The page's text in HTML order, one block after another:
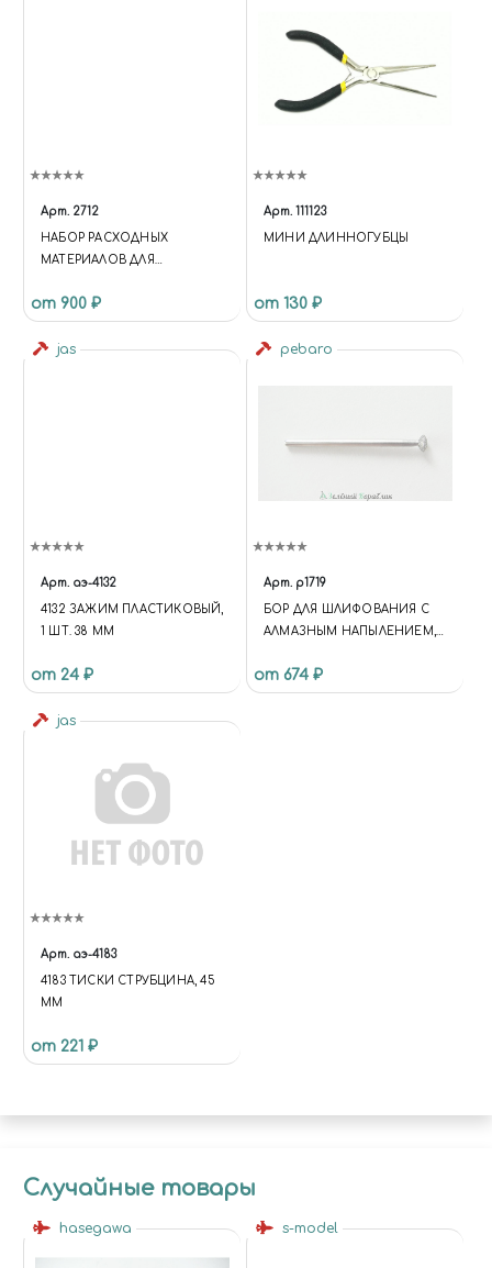
Арт. 2712
НАБОР РАСХОДНЫХ
МАТЕРИАЛОВ ДЛЯ
ПРЕДМЕТОВ, JAS 2712
от 900 ₽
Арт. 111123
МИНИ ДЛИННОГУБЦЫ
от 130 ₽
jas
Арт. аэ-4132
4132 ЗАЖИМ ПЛАСТИКОВЫЙ,
1 ШТ. 38 ММ
от 24 ₽
pebaro
Арт. p1719
БОР ДЛЯ ШЛИФОВАНИЯ С
АЛМАЗНЫМ НАПЫЛЕНИЕМ,
от 674 ₽
jas
Арт. аэ-4183
4183 ТИСКИ СТРУБЦИНА, 45
ММ
от 221 ₽
Случайные товары
hasegawa s-model